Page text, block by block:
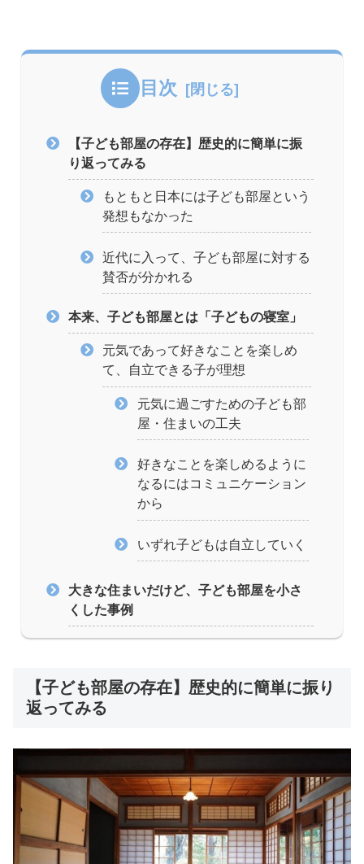
目次
【子ども部屋の存在】歴史的に簡単に振
り返ってみる
もともと日本には子ども部屋という
発想もなかった
近代に入って、子ども部屋に対する
賛否が分かれる
本来、子ども部屋とは「子どもの寝室」
元気であって好きなことを楽しめ
て、自立できる子が理想
元気に過ごすための子ども部
屋・住まいの工夫
好きなことを楽しめるように
なるにはコミュニケーション
から
いずれ子どもは自立していく
大きな住まいだけど、子ども部屋を小さ
くした事例
【子ども部屋の存在】歴史的に簡単に振り
返ってみる